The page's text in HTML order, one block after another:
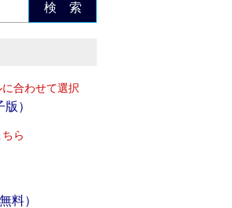
検 索
合わせて選択
）
ら
料）